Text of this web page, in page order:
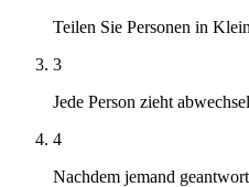
Teilen Sie Personen in
3
Jede Person zieht
4
Nachdem jemand